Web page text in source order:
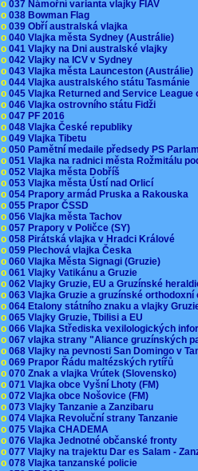
o 037 Námořní varianta vlajky FIAV
o 038 Bowman Flag
o 039 Obří australská vlajka
o 040 Vlajka města Sydney (Austrálie)
o 041 Vlajky na Dni australské vlajky
o 042 Vlajky na ICV v Sydney
o 043 Vlajka města Launceston (Austrálie)
o 044 Vlajka australského státu Tasmánie
o 045 Vlajka Returned and Service
o 046 Vlajka ostrovního státu Fidži
o 047 PF 2016
o 048 Vlajka České republiky
o 049 Vlajka Tibetu
o 050 Pamětní medaile předsedy PS
o 051 Vlajka na radnici města Rožmitálu
o 052 Vlajka města Dobříš
o 053 Vlajka města Ústí nad Orlicí
o 054 Prapory armád Pruska a Rakouska
o 055 Prapor ČSSD
o 056 Vlajka města Tachov
o 057 Prapory v Poličce (SY)
o 058 Pirátská vlajka v Hradci Králové
o 059 Plechová vlajka Česka
o 060 Vlajka Města Signagi (Gruzie)
o 061 Vlajky Vatikánu a Gruzie
o 062 Vlajky Gruzie, EU a Gruzínské
o 063 Vlajka Gruzie a gruzínské
o 064 Etalony státního znaku a vlajky
o 065 Vlajky Gruzie, Tbilisi a EU
o 066 Vlajka Střediska vexilologických
o 067 vlajka strany "Aliance gruzínských
o 068 Vlajky na pevnosti San Domingo v
o 069 Prapor Řádu maltézských rytířů
o 070 Znak a vlajka Vrútek (Slovensko)
o 071 Vlajka obce Vyšní Lhoty (FM)
o 072 Vlajka obce Nošovice (FM)
o 073 Vlajky Tanzanie a Zanzibaru
o 074 Vlajka Revoluční strany Tanzanie
o 075 Vlajka CHADEMA
o 076 Vlajka Jednotné občanské fronty
o 077 Vlajky na trajektu Dar es Salam -
o 078 Vlajka tanzanské policie